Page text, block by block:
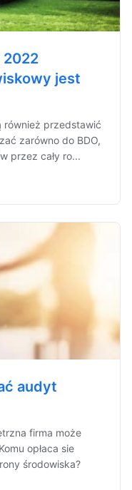
2022
jest
również przedstawić
zarówno do BDO,
przez cały ro...
audyt
firma może
opłaca sie
środowiska?